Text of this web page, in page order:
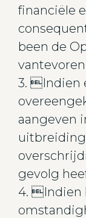
financiële
been de
3. Indien
aangeven
uitbreiding
gevolg
4. Indien